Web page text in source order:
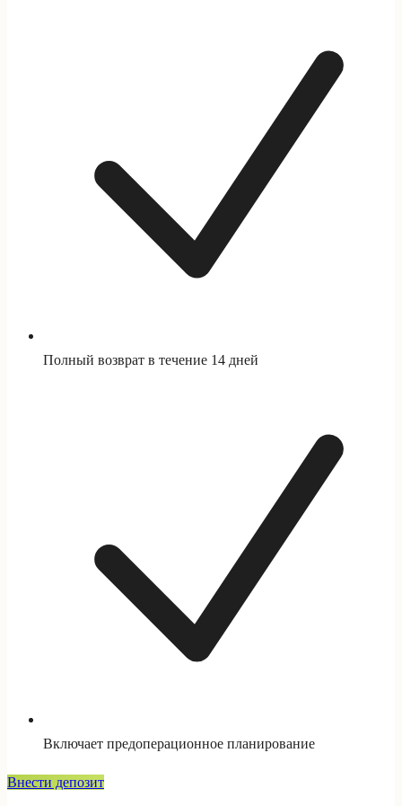
Полный возврат в течение 14 дней
Включает предоперационное планирование
Внести депозит